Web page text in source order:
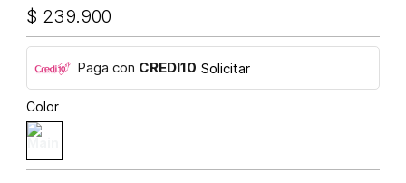
$ 239.900
Paga con CREDI10 Solicitar
Color